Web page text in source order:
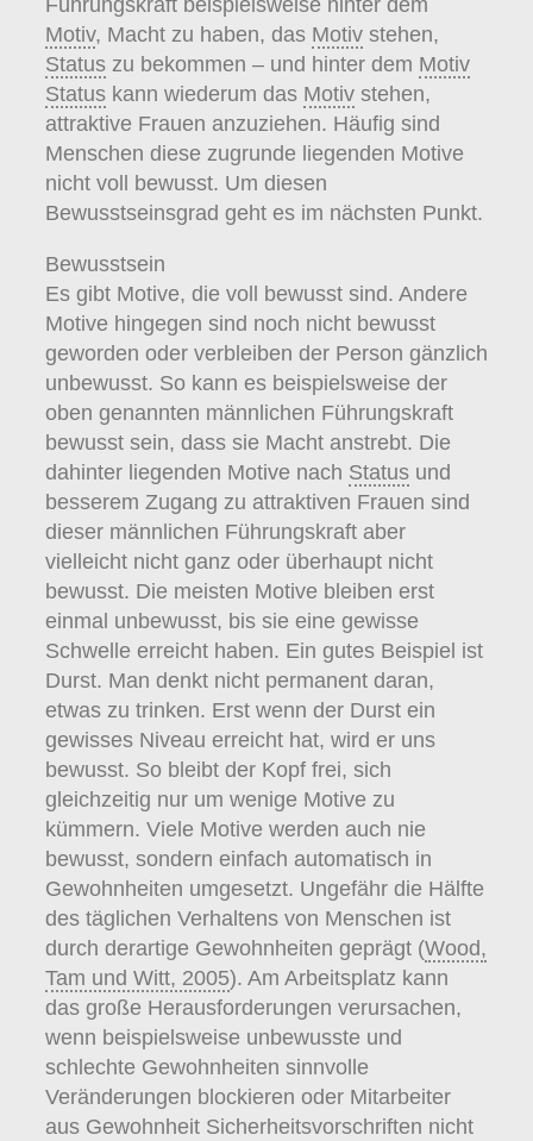
Führungskraft beispielsweise hinter dem
Motiv, Macht zu haben, das Motiv stehen,
Status zu bekommen – und hinter dem Motiv
Status kann wiederum das Motiv stehen,
attraktive Frauen anzuziehen. Häufig sind
Menschen diese zugrunde liegenden Motive
nicht voll bewusst. Um diesen
Bewusstseinsgrad geht es im nächsten Punkt.
Bewusstsein
Es gibt Motive, die voll bewusst sind. Andere
Motive hingegen sind noch nicht bewusst
geworden oder verbleiben der Person gänzlich
unbewusst. So kann es beispielsweise der
oben genannten männlichen Führungskraft
bewusst sein, dass sie Macht anstrebt. Die
dahinter liegenden Motive nach Status und
besserem Zugang zu attraktiven Frauen sind
dieser männlichen Führungskraft aber
vielleicht nicht ganz oder überhaupt nicht
bewusst. Die meisten Motive bleiben erst
einmal unbewusst, bis sie eine gewisse
Schwelle erreicht haben. Ein gutes Beispiel ist
Durst. Man denkt nicht permanent daran,
etwas zu trinken. Erst wenn der Durst ein
gewisses Niveau erreicht hat, wird er uns
bewusst. So bleibt der Kopf frei, sich
gleichzeitig nur um wenige Motive zu
kümmern. Viele Motive werden auch nie
bewusst, sondern einfach automatisch in
Gewohnheiten umgesetzt. Ungefähr die Hälfte
des täglichen Verhaltens von Menschen ist
durch derartige Gewohnheiten geprägt (Wood,
Tam und Witt, 2005). Am Arbeitsplatz kann
das große Herausforderungen verursachen,
wenn beispielsweise unbewusste und
schlechte Gewohnheiten sinnvolle
Veränderungen blockieren oder Mitarbeiter
aus Gewohnheit Sicherheitsvorschriften nicht